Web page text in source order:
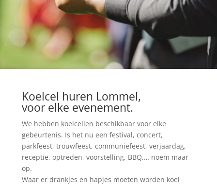
Koelcel huren Lommel,
voor elke evenement.
We hebben koelcellen beschikbaar voor elke
gebeurtenis. Is het nu een festival, concert,
parkfeest, trouwfeest, communiefeest, verjaardag,
receptie, optreden, voorstelling, BBQ,… noem maar
op.
Waar er drankjes en hapjes moeten worden koel